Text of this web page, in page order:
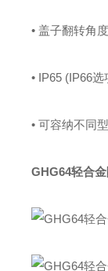
• 盖子翻转角
• IP65 (IP66选
• 可容纳不同
GHG64轻合